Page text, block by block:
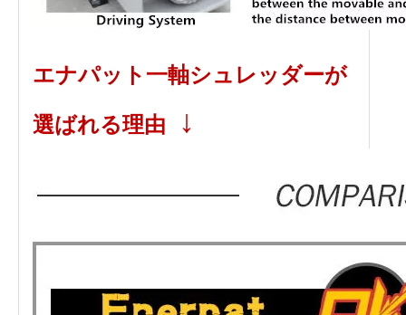
エナパット一軸シュレッダーが
選ばれる理由 ↓